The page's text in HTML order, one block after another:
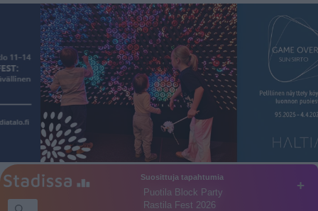
+
Suosittuja tapahtumia
Puotila Block Party
Rastila Fest 2026